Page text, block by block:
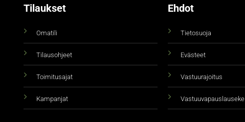
Tilaukset
Omatili
Tilausohjeet
Toimitusajat
Kampanjat
Ehdot
Tietosuoja
Evästeet
Vastuurajoitus
Vastuuvapauslauseke